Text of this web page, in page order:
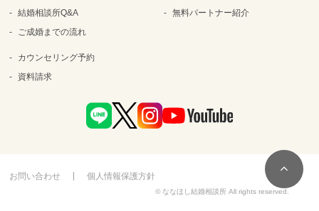
結婚相談所Q&A
ご成婚までの流れ
無料パートナー紹介
カウンセリング予約
資料請求
お問い合わせ 個人情報保護方針
© ななほし結婚相談所 All rights reserved.